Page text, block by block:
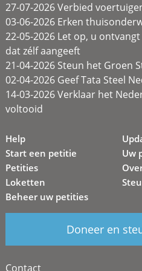
27-07-2026 Verbied
03-06-2026 Erken
22-05-2026 Let op, u
dat zélf aangeeft
21-04-2026 Steun het Groen
02-04-2026 Geef Tata Steel
14-03-2026 Verklaar het
voltooid
Help
Start een petitie
Petities
Loketten
Beheer uw petities
Uw
Doneer en
Contact